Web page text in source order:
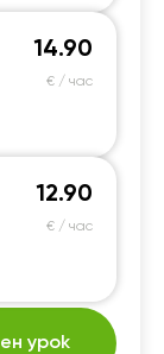
14.90
€ / час
12.90
€ / час
урок